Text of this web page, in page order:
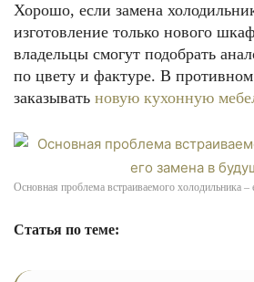
Хорошо, если замена
изготовление только нового
владельцы смогут подобрать
по цвету и фактуре. В противном
заказывать новую кухонную
Основная проблема встраиваемого холодильника –
Статья по теме: